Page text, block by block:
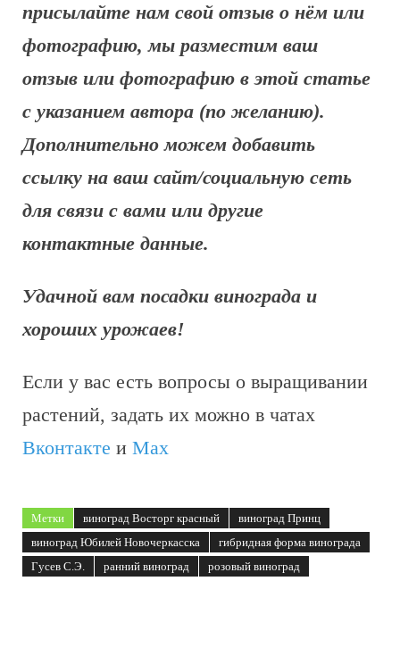
присылайте нам свой отзыв о нём или
фотографию, мы разместим ваш
отзыв или фотографию в этой статье
с указанием автора (по желанию).
Дополнительно можем добавить
ссылку на ваш сайт/социальную сеть
для связи с вами или другие
контактные данные.
Удачной вам посадки винограда и
хороших урожаев!
Если у вас есть вопросы о выращивании
растений, задать их можно в чатах
Вконтакте и Max
Метки виноград Восторг красный
виноград Принц
виноград Юбилей Новочеркасска
гибридная форма винограда
Гусев С.Э.
ранний виноград розовый виноград